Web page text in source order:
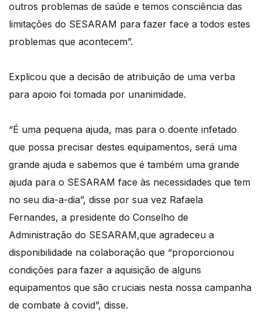
outros problemas de saúde e temos consciência das
limitações do SESARAM para fazer face a todos estes
problemas que acontecem”.
Explicou que a decisão de atribuição de uma verba
para apoio foi tomada por unanimidade.
“É uma pequena ajuda, mas para o doente infetado
que possa precisar destes equipamentos, será uma
grande ajuda e sabemos que é também uma grande
ajuda para o SESARAM face às necessidades que tem
no seu dia-a-dia”, disse por sua vez Rafaela
Fernandes, a presidente do Conselho de
Administração do SESARAM,que agradeceu a
disponibilidade na colaboração que “proporcionou
condições para fazer a aquisição de alguns
equipamentos que são cruciais nesta nossa campanha
de combate à covid”, disse.